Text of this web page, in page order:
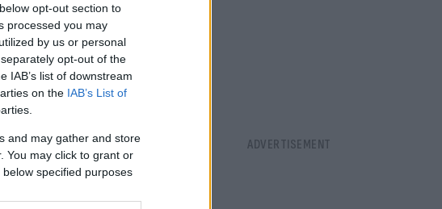
opt-out section to
processed you may
by us or personal
opt-out of the
IAB’s list of downstream
on the IAB’s List of
and may gather and store
You may click to grant or
specified purposes